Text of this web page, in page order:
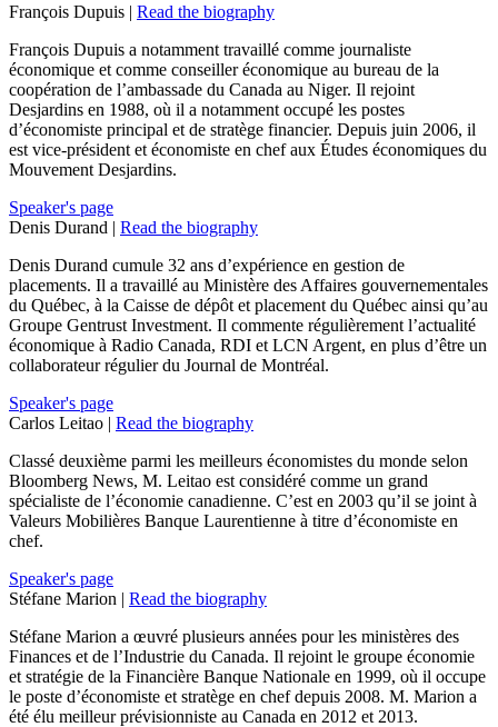
François Dupuis | Read the biography
François Dupuis a notamment travaillé comme journaliste
économique et comme conseiller économique au bureau de la
coopération de l’ambassade du Canada au Niger. Il rejoint
Desjardins en 1988, où il a notamment occupé les postes
d’économiste principal et de stratège financier. Depuis juin 2006, il
est vice-président et économiste en chef aux Études économiques du
Mouvement Desjardins.
Speaker's page
Denis Durand | Read the biography
Denis Durand cumule 32 ans d’expérience en gestion de
placements. Il a travaillé au Ministère des Affaires gouvernementales
du Québec, à la Caisse de dépôt et placement du Québec ainsi qu’au
Groupe Gentrust Investment. Il commente régulièrement l’actualité
économique à Radio Canada, RDI et LCN Argent, en plus d’être un
collaborateur régulier du Journal de Montréal.
Speaker's page
Carlos Leitao | Read the biography
Classé deuxième parmi les meilleurs économistes du monde selon
Bloomberg News, M. Leitao est considéré comme un grand
spécialiste de l’économie canadienne. C’est en 2003 qu’il se joint à
Valeurs Mobilières Banque Laurentienne à titre d’économiste en
chef.
Speaker's page
Stéfane Marion | Read the biography
Stéfane Marion a œuvré plusieurs années pour les ministères des
Finances et de l’Industrie du Canada. Il rejoint le groupe économie
et stratégie de la Financière Banque Nationale en 1999, où il occupe
le poste d’économiste et stratège en chef depuis 2008. M. Marion a
été élu meilleur prévisionniste au Canada en 2012 et 2013.